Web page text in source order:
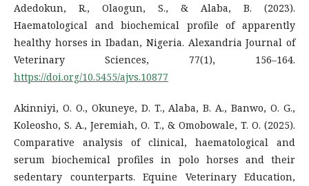
Adedokun, R., Olaogun, S., & Alaba, B. (2023).
Haematological and biochemical profile of apparently
healthy horses in Ibadan, Nigeria. Alexandria Journal of
Veterinary Sciences, 77(1), 156–164.
https://doi.org/10.5455/ajvs.10877
Akinniyi, O. O., Okuneye, D. T., Alaba, B. A., Banwo, O. G.,
Koleosho, S. A., Jeremiah, O. T., & Omobowale, T. O. (2025).
Comparative analysis of clinical, haematological and
serum biochemical profiles in polo horses and their
sedentary counterparts. Equine Veterinary Education,